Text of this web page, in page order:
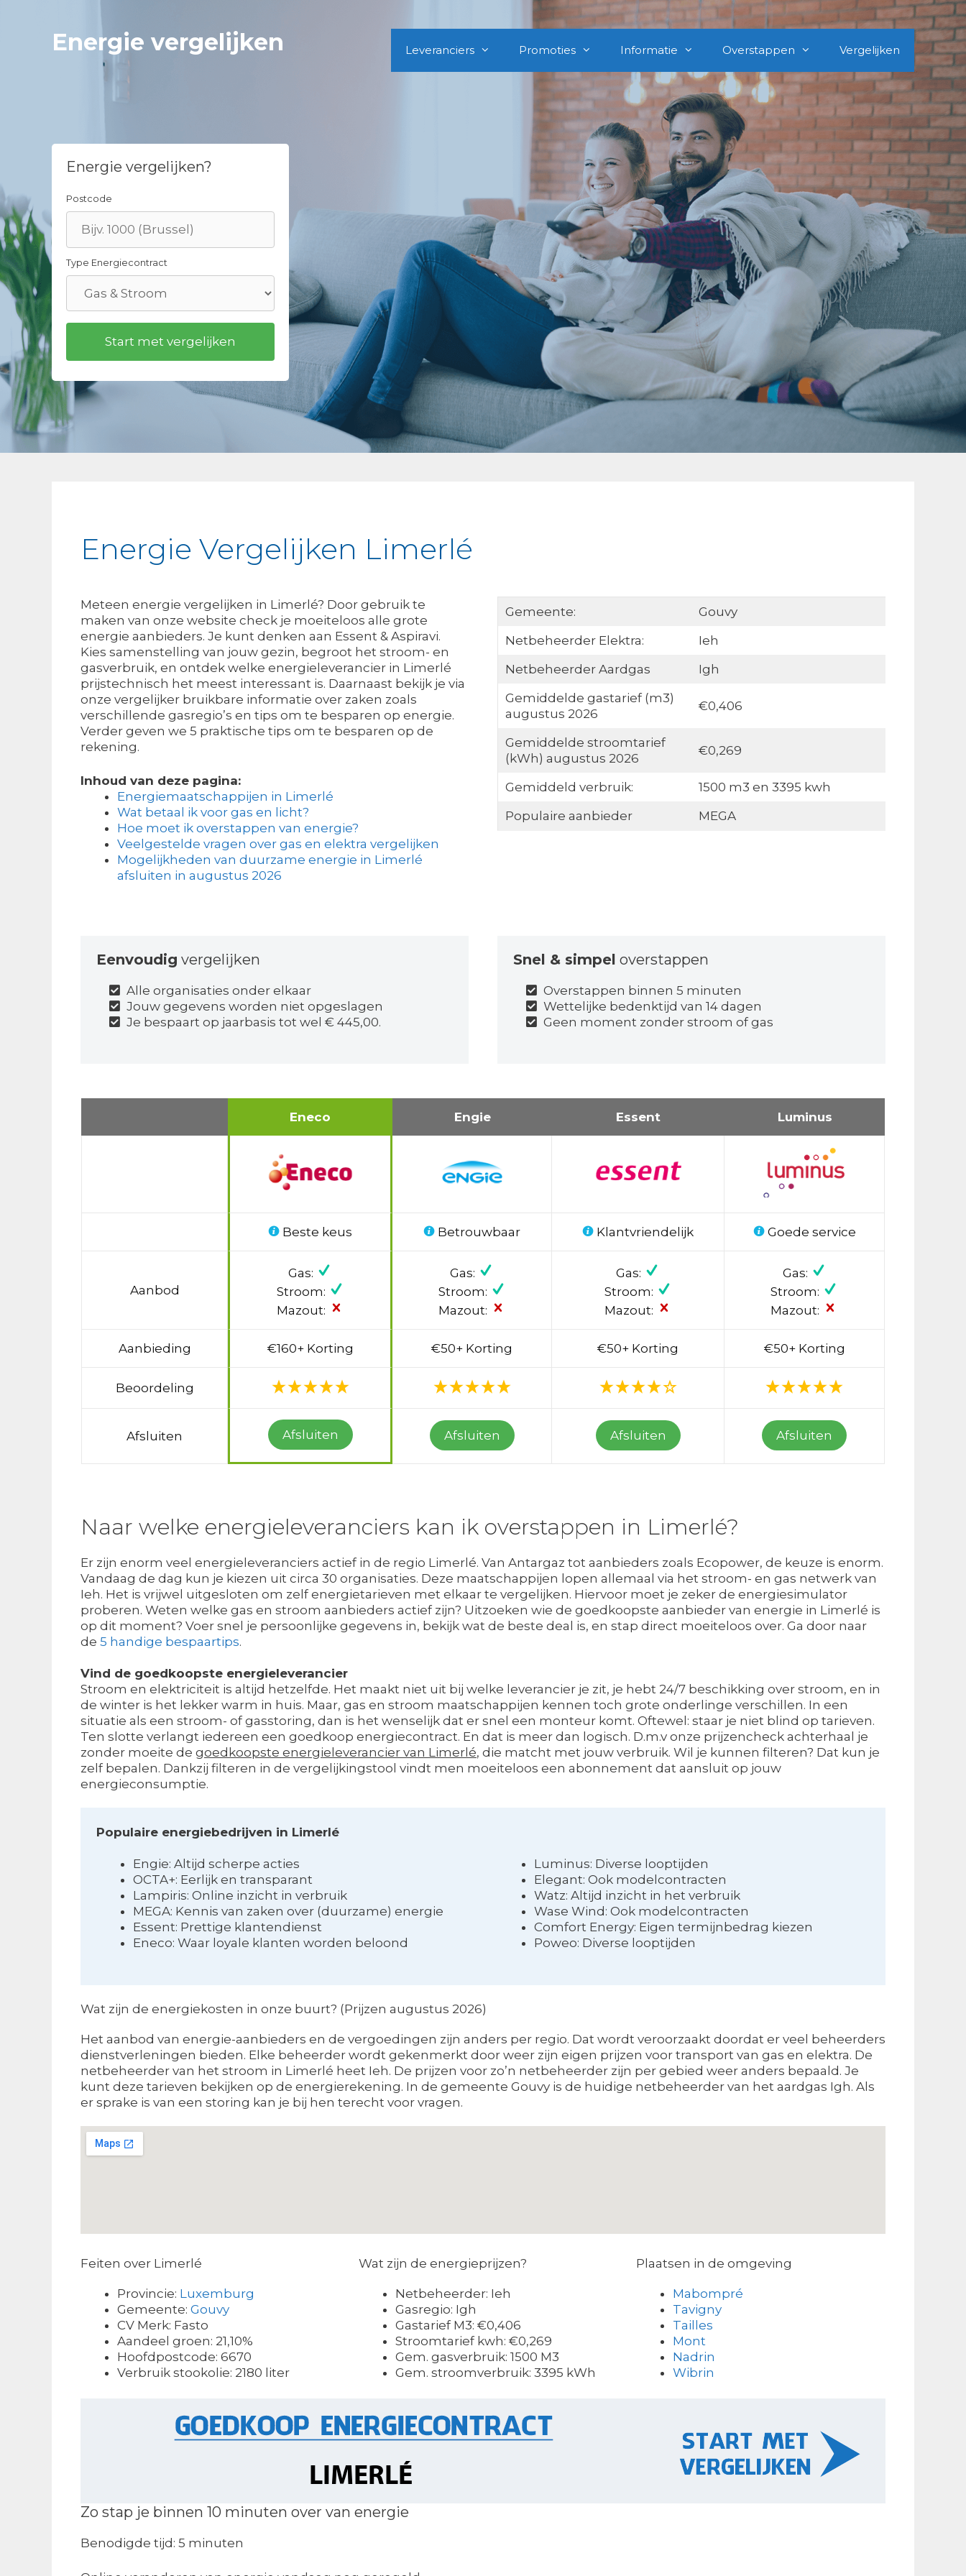
Energie vergelijken Leveranciers Promoties Informatie Overstappen Vergelijken
Energie vergelijken?
Postcode
Type Energiecontract
Energie Vergelijken Limerlé
Meteen energie vergelijken in Limerlé? Door gebruik te
maken van onze website check je moeiteloos alle grote
energie aanbieders. Je kunt denken aan Essent & Aspiravi.
Kies samenstelling van jouw gezin, begroot het stroom- en
gasverbruik, en ontdek welke energieleverancier in Limerlé
prijstechnisch het meest interessant is. Daarnaast bekijk je via
onze vergelijker bruikbare informatie over zaken zoals
verschillende gasregio’s en tips om te besparen op energie.
Verder geven we 5 praktische tips om te besparen op de
rekening.
Inhoud van deze pagina:
Energiemaatschappijen in Limerlé
Wat betaal ik voor gas en licht?
Hoe moet ik overstappen van energie?
Veelgestelde vragen over gas en elektra vergelijken
Mogelijkheden van duurzame energie in Limerlé
afsluiten in augustus 2026
Gemeente:
Gouvy
Netbeheerder Elektra:
Ieh
Netbeheerder Aardgas
Igh
Gemiddelde gastarief (m3)
augustus 2026
€0,406
Gemiddelde stroomtarief
(kWh) augustus 2026
€0,269
Gemiddeld verbruik:
1500 m3 en 3395 kwh
Populaire aanbieder
MEGA
Eenvoudig vergelijken
Alle organisaties onder elkaar
Jouw gegevens worden niet opgeslagen
Je bespaart op jaarbasis tot wel € 445,00.
Snel & simpel overstappen
Overstappen binnen 5 minuten
Wettelijke bedenktijd van 14 dagen
Geen moment zonder stroom of gas
Eneco Engie Essent Luminus
Beste keus Betrouwbaar Klantvriendelijk Goede service
Aanbod
Gas:
Stroom:
Mazout:
Gas:
Stroom:
Mazout:
Gas:
Stroom:
Mazout:
Gas:
Stroom:
Mazout:
Aanbieding €160+ Korting €50+ Korting €50+ Korting €50+ Korting
Beoordeling
Afsluiten Afsluiten Afsluiten Afsluiten Afsluiten
Naar welke energieleveranciers kan ik overstappen in Limerlé?
Er zijn enorm veel energieleveranciers actief in de regio Limerlé. Van Antargaz tot aanbieders zoals Ecopower, de keuze is enorm.
Vandaag de dag kun je kiezen uit circa 30 organisaties. Deze maatschappijen lopen allemaal via het stroom- en gas netwerk van
Ieh. Het is vrijwel uitgesloten om zelf energietarieven met elkaar te vergelijken. Hiervoor moet je zeker de energiesimulator
proberen. Weten welke gas en stroom aanbieders actief zijn? Uitzoeken wie de goedkoopste aanbieder van energie in Limerlé is
op dit moment? Voer snel je persoonlijke gegevens in, bekijk wat de beste deal is, en stap direct moeiteloos over. Ga door naar
de 5 handige bespaartips.
Vind de goedkoopste energieleverancier
Stroom en elektriciteit is altijd hetzelfde. Het maakt niet uit bij welke leverancier je zit, je hebt 24/7 beschikking over stroom, en in
de winter is het lekker warm in huis. Maar, gas en stroom maatschappijen kennen toch grote onderlinge verschillen. In een
situatie als een stroom- of gasstoring, dan is het wenselijk dat er snel een monteur komt. Oftewel: staar je niet blind op tarieven.
Ten slotte verlangt iedereen een goedkoop energiecontract. En dat is meer dan logisch. D.m.v onze prijzencheck achterhaal je
zonder moeite de goedkoopste energieleverancier van Limerlé, die matcht met jouw verbruik. Wil je kunnen filteren? Dat kun je
zelf bepalen. Dankzij filteren in de vergelijkingstool vindt men moeiteloos een abonnement dat aansluit op jouw
energieconsumptie.
Populaire energiebedrijven in Limerlé
Engie: Altijd scherpe acties
OCTA+: Eerlijk en transparant
Lampiris: Online inzicht in verbruik
MEGA: Kennis van zaken over (duurzame) energie
Essent: Prettige klantendienst
Eneco: Waar loyale klanten worden beloond
Luminus: Diverse looptijden
Elegant: Ook modelcontracten
Watz: Altijd inzicht in het verbruik
Wase Wind: Ook modelcontracten
Comfort Energy: Eigen termijnbedrag kiezen
Poweo: Diverse looptijden
Wat zijn de energiekosten in onze buurt? (Prijzen augustus 2026)
Het aanbod van energie-aanbieders en de vergoedingen zijn anders per regio. Dat wordt veroorzaakt doordat er veel beheerders
dienstverleningen bieden. Elke beheerder wordt gekenmerkt door weer zijn eigen prijzen voor transport van gas en elektra. De
netbeheerder van het stroom in Limerlé heet Ieh. De prijzen voor zo’n netbeheerder zijn per gebied weer anders bepaald. Je
kunt deze tarieven bekijken op de energierekening. In de gemeente Gouvy is de huidige netbeheerder van het aardgas Igh. Als
er sprake is van een storing kan je bij hen terecht voor vragen.
Feiten over Limerlé
Provincie: Luxemburg
Gemeente: Gouvy
CV Merk: Fasto
Aandeel groen: 21,10%
Hoofdpostcode: 6670
Verbruik stookolie: 2180 liter
Wat zijn de energieprijzen?
Netbeheerder: Ieh
Gasregio: Igh
Gastarief M3: €0,406
Stroomtarief kwh: €0,269
Gem. gasverbruik: 1500 M3
Gem. stroomverbruik: 3395 kWh
Plaatsen in de omgeving
Mabompré
Tavigny
Tailles
Mont
Nadrin
Wibrin
Zo stap je binnen 10 minuten over van energie
Benodigde tijd: 5 minuten